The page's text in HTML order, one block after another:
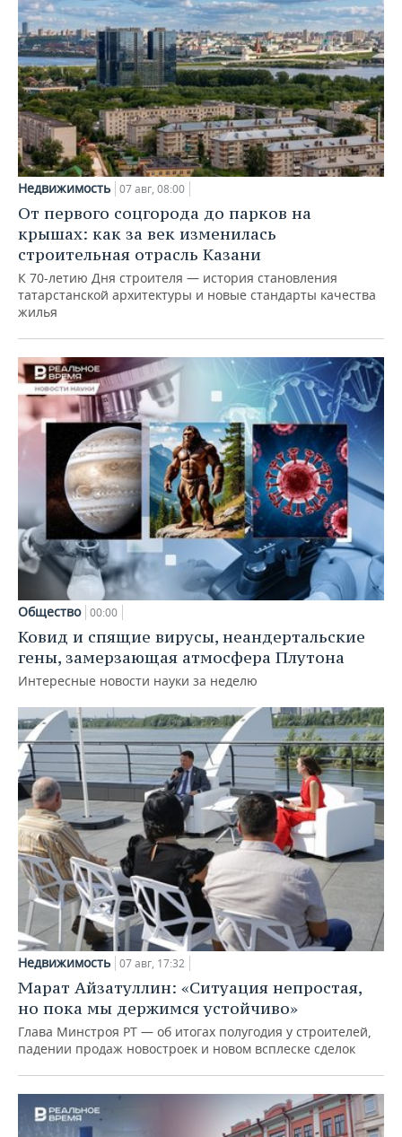
Недвижимость 07 авг, 08:00
От первого соцгорода до парков на
крышах: как за век изменилась
строительная отрасль Казани
К 70-летию Дня строителя — история становления
татарстанской архитектуры и новые стандарты качества
жилья
Общество 00:00
Ковид и спящие вирусы, неандертальские
гены, замерзающая атмосфера Плутона
Интересные новости науки за неделю
Недвижимость 07 авг, 17:32
Марат Айзатуллин: «Ситуация непростая,
но пока мы держимся устойчиво»
Глава Минстроя РТ — об итогах полугодия у строителей,
падении продаж новостроек и новом всплеске сделок